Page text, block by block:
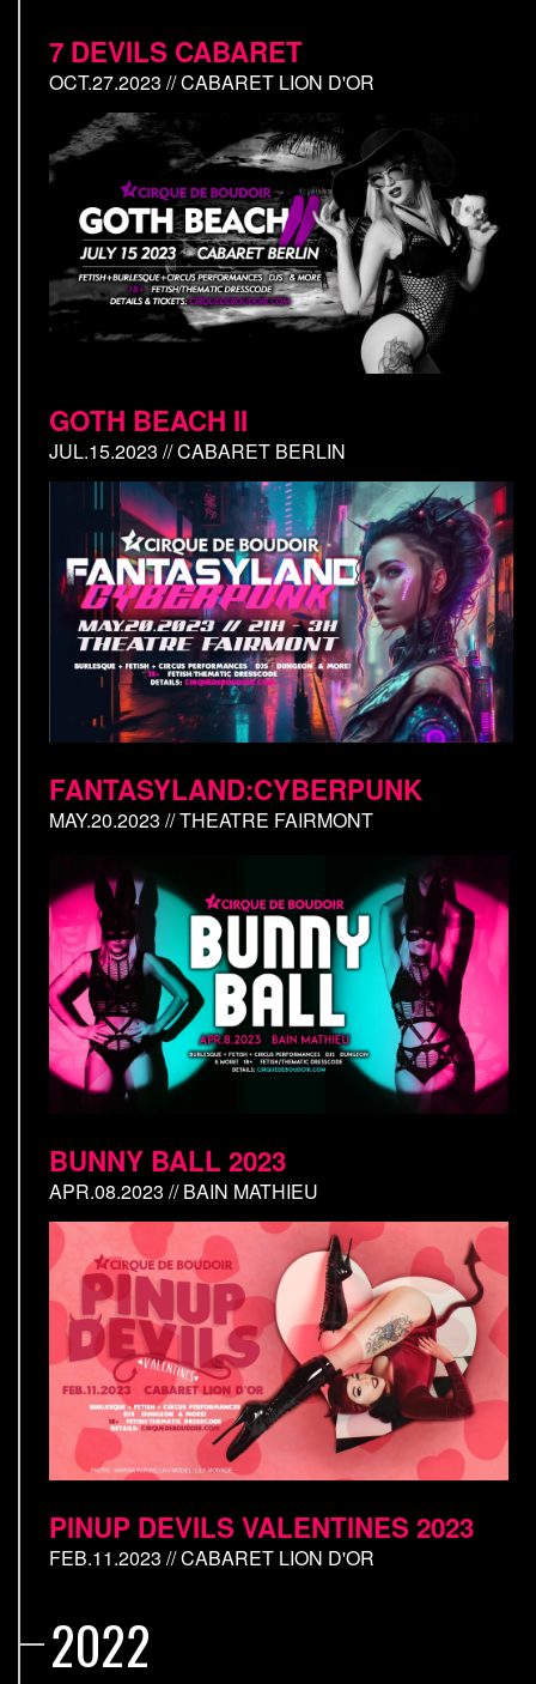
7 DEVILS CABARET
OCT.27.2023 // CABARET LION D'OR
GOTH BEACH II
JUL.15.2023 // CABARET BERLIN
FANTASYLAND:CYBERPUNK
MAY.20.2023 // THEATRE FAIRMONT
BUNNY BALL 2023
APR.08.2023 // BAIN MATHIEU
PINUP DEVILS VALENTINES 2023
FEB.11.2023 // CABARET LION D'OR
2022